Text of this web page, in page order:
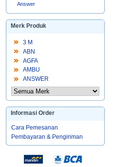
Answer
Merk Produk
3 M
ABN
AGFA
AMBU
ANSWER
Informasi Order
Cara Pemesanan
Pembayaran & Pengiriman